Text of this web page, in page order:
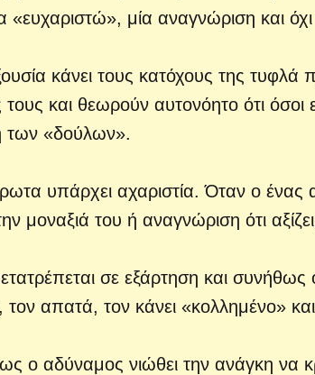
«ευχαριστώ», μία αναγνώριση και
κάνει τους κατόχους της
τους και θεωρούν αυτονόητο ότι
των «δούλων».
υπάρχει αχαριστία. Όταν ο ένας
μοναξιά του ή αναγνώριση ότι
σε εξάρτηση και συνήθως
απατά, τον κάνει «κολλημένο»
ο αδύναμος νιώθει την ανάγκη να